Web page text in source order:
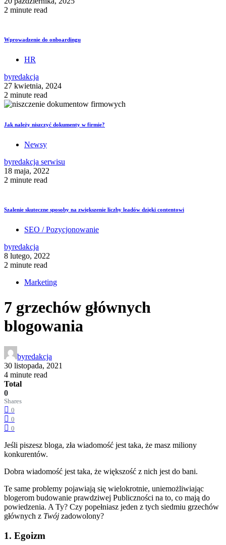
2 minute read
Wprowadzenie do onboardingu
HR
byredakcja
27 kwietnia, 2024
2 minute read
Jak należy niszczyć dokumenty w firmie?
Newsy
byredakcja serwisu
18 maja, 2022
2 minute read
Szalenie skuteczne sposoby na zwiększenie liczby leadów dzięki contentowi
SEO / Pozycjonowanie
byredakcja
8 lutego, 2022
2 minute read
Marketing
7 grzechów głównych
blogowania
byredakcja
30 listopada, 2021
4 minute read
Total
0
Shares
0
0
0
Jeśli piszesz bloga, zła wiadomość jest taka, że masz miliony
konkurentów.
Dobra wiadomość jest taka, że większość z nich jest do bani.
Te same problemy pojawiają się wielokrotnie, uniemożliwiając
blogerom budowanie prawdziwej Publiczności na to, co mają do
powiedzenia. A Ty? Czy popełniasz jeden z tych siedmiu grzechów
głównych z Twój zadowolony?
1. Egoizm